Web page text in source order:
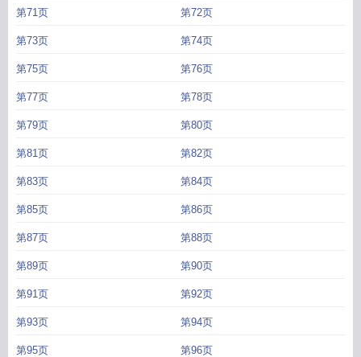
第71页 第72页
第73页 第74页
第75页 第76页
第77页 第78页
第79页 第80页
第81页 第82页
第83页 第84页
第85页 第86页
第87页 第88页
第89页 第90页
第91页 第92页
第93页 第94页
第95页 第96页